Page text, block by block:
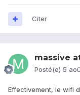
Citer
massive
Posté(e) 5
Effectivement, le wifi